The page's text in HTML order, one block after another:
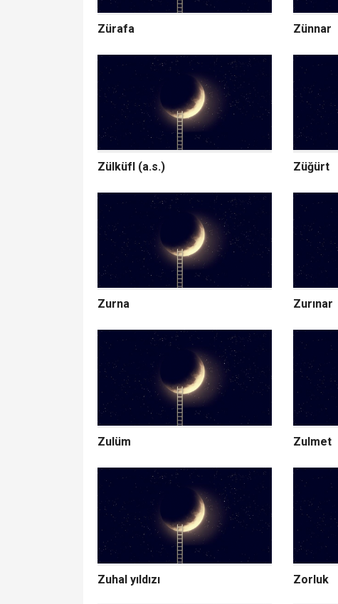
Zürafa Zünnar
Zülküfl (a.s.) Züğürt
Zurna Zurınar
Zulüm Zulmet
Zuhal yıldızı Zorluk